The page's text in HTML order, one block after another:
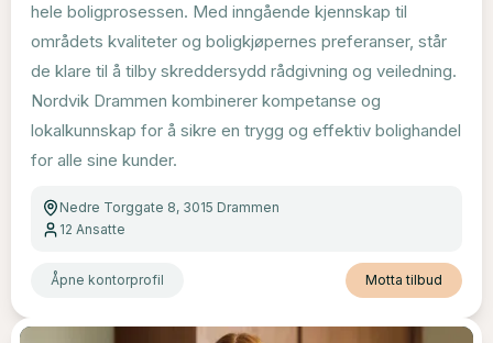
hele boligprosessen. Med inngående kjennskap til
områdets kvaliteter og boligkjøpernes preferanser, står
de klare til å tilby skreddersydd rådgivning og veiledning.
Nordvik Drammen kombinerer kompetanse og
lokalkunnskap for å sikre en trygg og effektiv bolighandel
for alle sine kunder.
Nedre Torggate 8, 3015 Drammen
12 Ansatte
Åpne kontorprofil Motta tilbud